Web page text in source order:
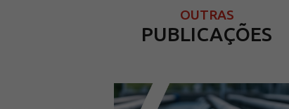
OUTRAS
PUBLICAÇÕES